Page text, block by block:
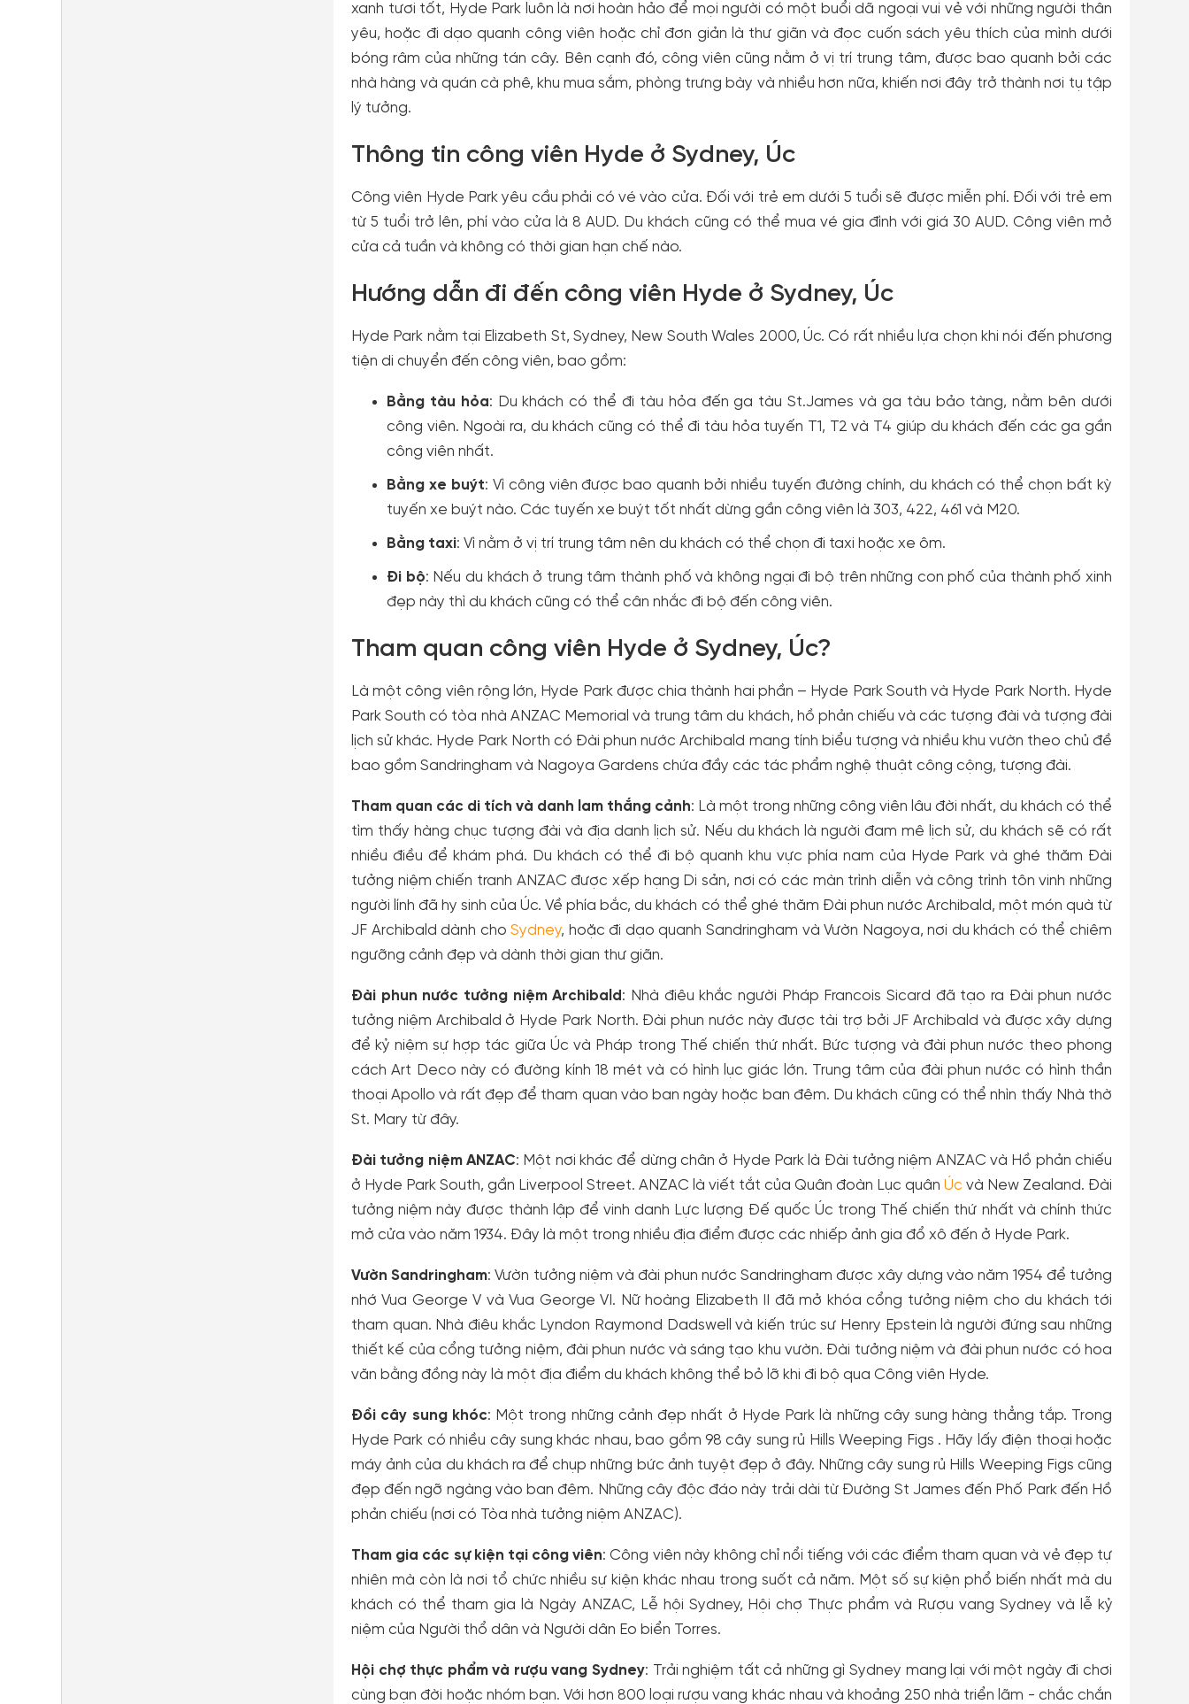
xanh tươi tốt, Hyde Park luôn là nơi hoàn hảo để mọi người có một buổi dã ngoại vui vẻ với những người thân
yêu, hoặc đi dạo quanh công viên hoặc chỉ đơn giản là thư giãn và đọc cuốn sách yêu thích của mình dưới
bóng râm của những tán cây. Bên cạnh đó, công viên cũng nằm ở vị trí trung tâm, được bao quanh bởi các
nhà hàng và quán cà phê, khu mua sắm, phòng trưng bày và nhiều hơn nữa, khiến nơi đây trở thành nơi tụ tập
lý tưởng.
Thông tin công viên Hyde ở Sydney, Úc
Công viên Hyde Park yêu cầu phải có vé vào cửa. Đối với trẻ em dưới 5 tuổi sẽ được miễn phí. Đối với trẻ em
từ 5 tuổi trở lên, phí vào cửa là 8 AUD. Du khách cũng có thể mua vé gia đình với giá 30 AUD. Công viên mở
cửa cả tuần và không có thời gian hạn chế nào.
Hướng dẫn đi đến công viên Hyde ở Sydney, Úc
Hyde Park nằm tại Elizabeth St, Sydney, New South Wales 2000, Úc. Có rất nhiều lựa chọn khi nói đến phương
tiện di chuyển đến công viên, bao gồm:
Bằng tàu hỏa: Du khách có thể đi tàu hỏa đến ga tàu St.James và ga tàu bảo tàng, nằm bên dưới
công viên. Ngoài ra, du khách cũng có thể đi tàu hỏa tuyến T1, T2 và T4 giúp du khách đến các ga gần
công viên nhất.
Bằng xe buýt: Vì công viên được bao quanh bởi nhiều tuyến đường chính, du khách có thể chọn bất kỳ
tuyến xe buýt nào. Các tuyến xe buýt tốt nhất dừng gần công viên là 303, 422, 461 và M20.
Bằng taxi: Vì nằm ở vị trí trung tâm nên du khách có thể chọn đi taxi hoặc xe ôm.
Đi bộ: Nếu du khách ở trung tâm thành phố và không ngại đi bộ trên những con phố của thành phố xinh
đẹp này thì du khách cũng có thể cân nhắc đi bộ đến công viên.
Tham quan công viên Hyde ở Sydney, Úc?
Là một công viên rộng lớn, Hyde Park được chia thành hai phần – Hyde Park South và Hyde Park North. Hyde
Park South có tòa nhà ANZAC Memorial và trung tâm du khách, hồ phản chiếu và các tượng đài và tượng đài
lịch sử khác. Hyde Park North có Đài phun nước Archibald mang tính biểu tượng và nhiều khu vườn theo chủ đề
bao gồm Sandringham và Nagoya Gardens chứa đầy các tác phẩm nghệ thuật công cộng, tượng đài.
Tham quan các di tích và danh lam thắng cảnh: Là một trong những công viên lâu đời nhất, du khách có thể
tìm thấy hàng chục tượng đài và địa danh lịch sử. Nếu du khách là người đam mê lịch sử, du khách sẽ có rất
nhiều điều để khám phá. Du khách có thể đi bộ quanh khu vực phía nam của Hyde Park và ghé thăm Đài
tưởng niệm chiến tranh ANZAC được xếp hạng Di sản, nơi có các màn trình diễn và công trình tôn vinh những
người lính đã hy sinh của Úc. Về phía bắc, du khách có thể ghé thăm Đài phun nước Archibald, một món quà từ
JF Archibald dành choSydney, hoặc đi dạo quanh Sandringham và Vườn Nagoya, nơi du khách có thể chiêm
ngưỡng cảnh đẹp và dành thời gian thư giãn.
Đài phun nước tưởng niệm Archibald : Nhà điêu khắc người Pháp Francois Sicard đã tạo ra Đài phun nước
tưởng niệm Archibald ở Hyde Park North. Đài phun nước này được tài trợ bởi JF Archibald và được xây dựng
để kỷ niệm sự hợp tác giữa Úc và Pháp trong Thế chiến thứ nhất. Bức tượng và đài phun nước theo phong
cách Art Deco này có đường kính 18 mét và có hình lục giác lớn. Trung tâm của đài phun nước có hình thần
thoại Apollo và rất đẹp để tham quan vào ban ngày hoặc ban đêm. Du khách cũng có thể nhìn thấy Nhà thờ
St. Mary từ đây.
Đài tưởng niệm ANZAC: Một nơi khác để dừng chân ở Hyde Park là Đài tưởng niệm ANZAC và Hồ phản chiếu
ở Hyde Park South, gần Liverpool Street. ANZAC là viết tắt của Quân đoàn Lục quân Úc và New Zealand. Đài
tưởng niệm này được thành lập để vinh danh Lực lượng Đế quốc Úc trong Thế chiến thứ nhất và chính thức
mở cửa vào năm 1934. Đây là một trong nhiều địa điểm được các nhiếp ảnh gia đổ xô đến ở Hyde Park.
Vườn Sandringham: Vườn tưởng niệm và đài phun nước Sandringham được xây dựng vào năm 1954 để tưởng
nhớ Vua George V và Vua George VI. Nữ hoàng Elizabeth II đã mở khóa cổng tưởng niệm cho du khách tới
tham quan. Nhà điêu khắc Lyndon Raymond Dadswell và kiến ​​trúc sư Henry Epstein là người đứng sau những
thiết kế của cổng tưởng niệm, đài phun nước và sáng tạo khu vườn. Đài tưởng niệm và đài phun nước có hoa
văn bằng đồng này là một địa điểm du khách không thể bỏ lỡ khi đi bộ qua Công viên Hyde.
Đồi cây sung khóc: Một trong những cảnh đẹp nhất ở Hyde Park là những cây sung hàng thẳng tắp. Trong
Hyde Park có nhiều cây sung khác nhau, bao gồm 98 cây sung rủ Hills Weeping Figs . Hãy lấy điện thoại hoặc
máy ảnh của du khách ra để chụp những bức ảnh tuyệt đẹp ở đây. Những cây sung rủ Hills Weeping Figs cũng
đẹp đến ngỡ ngàng vào ban đêm. Những cây độc đáo này trải dài từ Đường St James đến Phố Park đến Hồ
phản chiếu (nơi có Tòa nhà tưởng niệm ANZAC).
Tham gia các sự kiện tại công viên: Công viên này không chỉ nổi tiếng với các điểm tham quan và vẻ đẹp tự
nhiên mà còn là nơi tổ chức nhiều sự kiện khác nhau trong suốt cả năm. Một số sự kiện phổ biến nhất mà du
khách có thể tham gia là Ngày ANZAC, Lễ hội Sydney, Hội chợ Thực phẩm và Rượu vang Sydney và lễ kỷ
niệm của Người thổ dân và Người dân Eo biển Torres.
Hội chợ thực phẩm và rượu vang Sydney: Trải nghiệm tất cả những gì Sydney mang lại với một ngày đi chơi
cùng bạn đời hoặc nhóm bạn. Với hơn 800 loại rượu vang khác nhau và khoảng 250 nhà triển lãm - chắc chắn